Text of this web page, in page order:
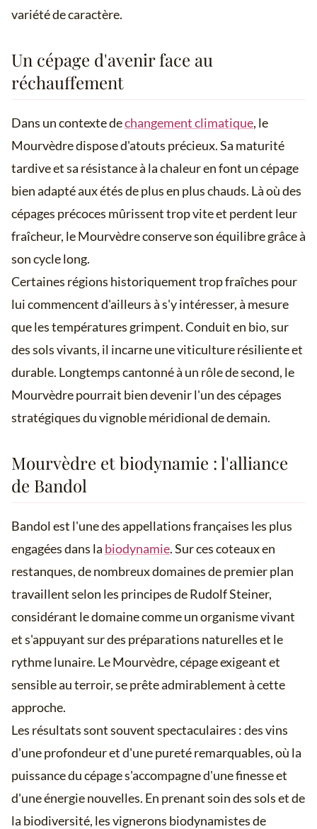
variété de caractère.
Un cépage d'avenir face au
réchauffement
Dans un contexte dechangement climatique, le
Mourvèdre dispose d'atouts précieux. Sa maturité
tardive et sa résistance à la chaleur en font un cépage
bien adapté aux étés de plus en plus chauds. Là où des
cépages précoces mûrissent trop vite et perdent leur
fraîcheur, le Mourvèdre conserve son équilibre grâce à
son cycle long.
Certaines régions historiquement trop fraîches pour
lui commencent d'ailleurs à s'y intéresser, à mesure
que les températures grimpent. Conduit en bio, sur
des sols vivants, il incarne une viticulture résiliente et
durable. Longtemps cantonné à un rôle de second, le
Mourvèdre pourrait bien devenir l'un des cépages
stratégiques du vignoble méridional de demain.
Mourvèdre et biodynamie : l'alliance
de Bandol
Bandol est l'une des appellations françaises les plus
engagées dans la biodynamie. Sur ces coteaux en
restanques, de nombreux domaines de premier plan
travaillent selon les principes de Rudolf Steiner,
considérant le domaine comme un organisme vivant
et s'appuyant sur des préparations naturelles et le
rythme lunaire. Le Mourvèdre, cépage exigeant et
sensible au terroir, se prête admirablement à cette
approche.
Les résultats sont souvent spectaculaires : des vins
d'une profondeur et d'une pureté remarquables, où la
puissance du cépage s'accompagne d'une finesse et
d'une énergie nouvelles. En prenant soin des sols et de
la biodiversité, les vignerons biodynamistes de